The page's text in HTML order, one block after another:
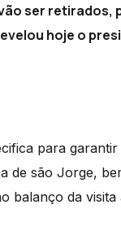
ser retirados,
hoje o
para garantir
de são Jorge,
balanço da visita